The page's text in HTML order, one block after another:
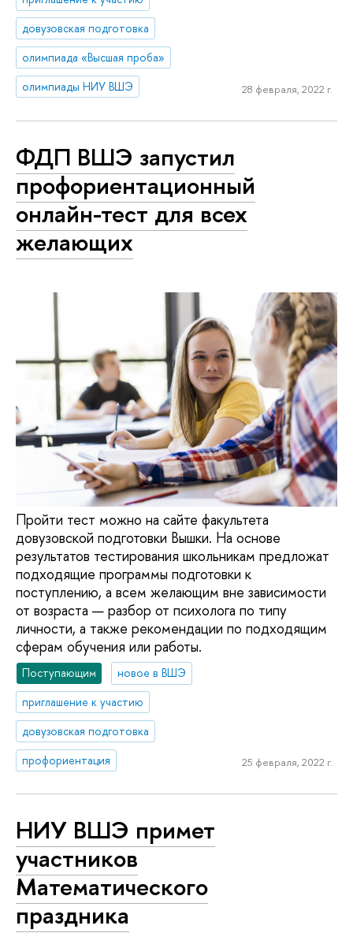
довузовская подготовка
олимпиада «Высшая проба»
олимпиады НИУ ВШЭ
28 февраля, 2022 г.
ФДП ВШЭ запустил
профориентационный
онлайн-тест для всех
желающих
Пройти тест можно на сайте факультета
довузовской подготовки Вышки. На основе
результатов тестирования школьникам предложат
подходящие программы подготовки к
поступлению, а всем желающим вне зависимости
от возраста — разбор от психолога по типу
личности, а также рекомендации по подходящим
сферам обучения или работы.
Поступающим
новое в ВШЭ
приглашение к участию
довузовская подготовка
профориентация
25 февраля, 2022 г.
НИУ ВШЭ примет
участников
Математического
праздника